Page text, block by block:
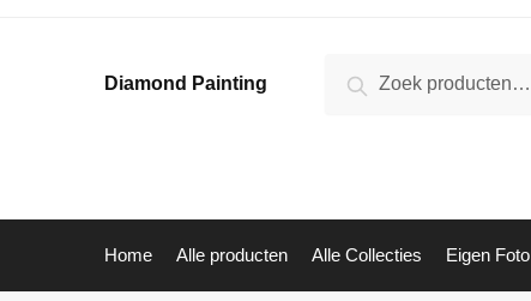
Diamond Painting Zoeken
Home Alle producten Alle Collecties Eigen Foto